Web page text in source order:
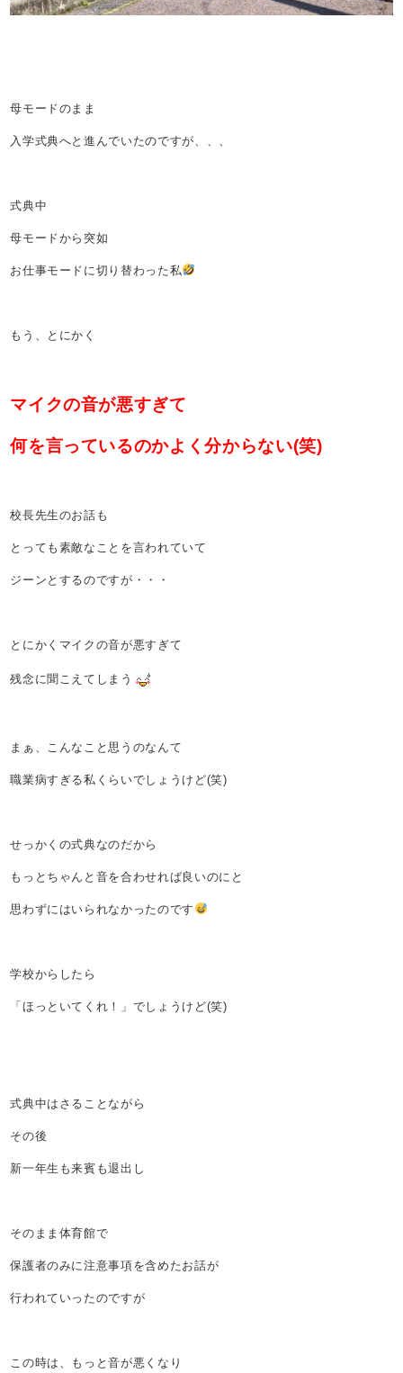
母モードのまま
入学式典へと進んでいたのですが、、、
式典中
母モードから突如
お仕事モードに切り替わった私
もう、とにかく
マイクの音が悪すぎて
何を言っているのかよく分からない(笑)
校長先生のお話も
とっても素敵なことを言われていて
ジーンとするのですが・・・
とにかくマイクの音が悪すぎて
残念に聞こえてしまう
まぁ、こんなこと思うのなんて
職業病すぎる私くらいでしょうけど(笑)
せっかくの式典なのだから
もっとちゃんと音を合わせれば良いのにと
思わずにはいられなかったのです
学校からしたら
「ほっといてくれ！」でしょうけど(笑)
式典中はさることながら
その後
新一年生も来賓も退出し
そのまま体育館で
保護者のみに注意事項を含めたお話が
行われていったのですが
この時は、もっと音が悪くなり